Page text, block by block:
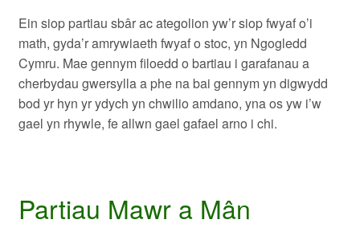
Ein siop partiau sbâr ac ategolion yw’r siop fwyaf o’i
math, gyda’r amrywiaeth fwyaf o stoc, yn Ngogledd
Cymru. Mae gennym filoedd o bartiau i garafanau a
cherbydau gwersylla a phe na bai gennym yn digwydd
bod yr hyn yr ydych yn chwilio amdano, yna os yw i’w
gael yn rhywle, fe allwn gael gafael arno i chi.
Partiau Mawr a Mân